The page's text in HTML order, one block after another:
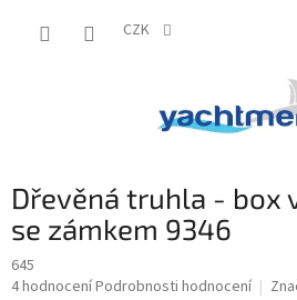
CZK
Dřevěná truhla - box
se zámkem 9346
645
Průměrné
4 hodnoceníPodrobnosti hodnocení